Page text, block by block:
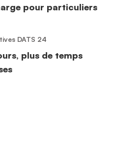
pour particuliers
DATS 24
plus de temps